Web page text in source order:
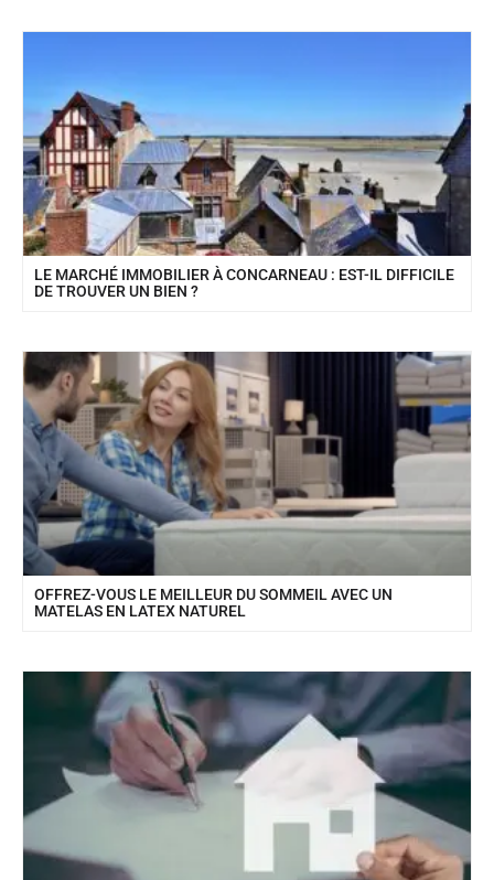
LE MARCHÉ IMMOBILIER À CONCARNEAU : EST-IL DIFFICILE
DE TROUVER UN BIEN ?
OFFREZ-VOUS LE MEILLEUR DU SOMMEIL AVEC UN
MATELAS EN LATEX NATUREL